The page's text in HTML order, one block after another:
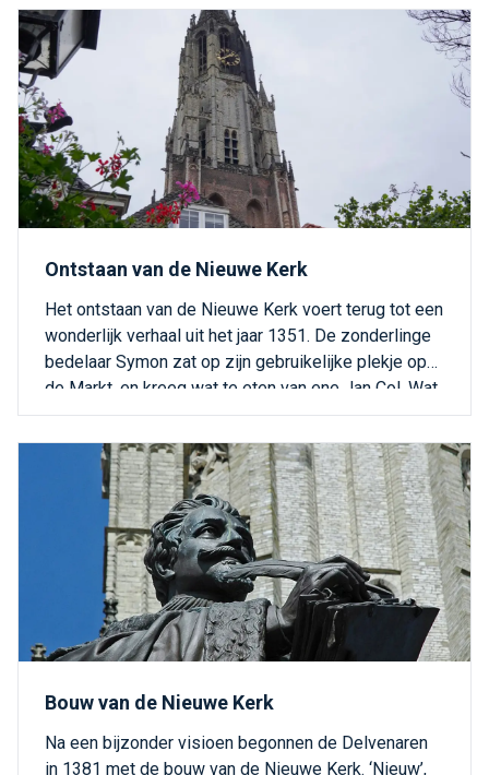
Ontstaan van de Nieuwe Kerk
Het ontstaan van de Nieuwe Kerk voert terug tot een
wonderlijk verhaal uit het jaar 1351. De zonderlinge
bedelaar Symon zat op zijn gebruikelijke plekje op
de Markt, en kreeg wat te eten van ene Jan Col. Wat
er toen gebeurde, had niemand verwacht?
Bouw van de Nieuwe Kerk
Na een bijzonder visioen begonnen de Delvenaren
in 1381 met de bouw van de Nieuwe Kerk. ‘Nieuw’,